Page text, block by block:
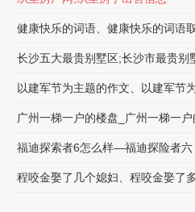
健康快乐的词语、健康快乐的词语
长沙五大最贵别墅区;长沙市最贵别
广州一梯一户的楼盘_广州一梯一户
福迪探索者6怎么样—福迪探险者六
程咬金娶了几个媳妇、程咬金娶了